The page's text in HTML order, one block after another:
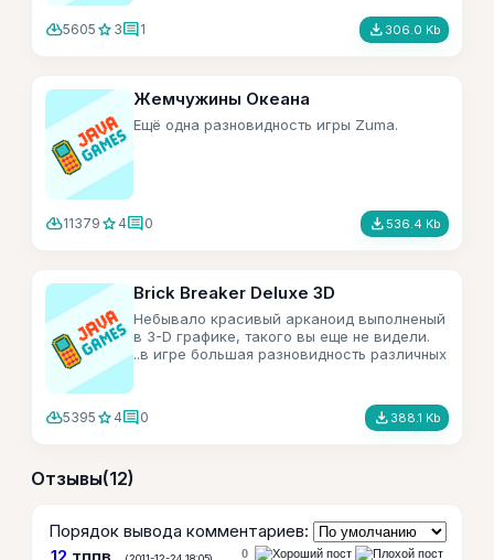
cloud_download5605 star 3comment1 file_download 306.0 Kb
Жемчужины Океана
Ещё одна разновидность игры Zuma.
cloud_download11379 star 4comment0 file_download 536.4 Kb
Brick Breaker Deluxe 3D
Небывало красивый арканоид выполненый
в 3-D графике, такого вы еще не видели.
..в игре большая разновидность различных
cloud_download5395 star 4comment0 file_download 388.1 Kb
Отзывы(12)
Порядок вывода комментариев:
0